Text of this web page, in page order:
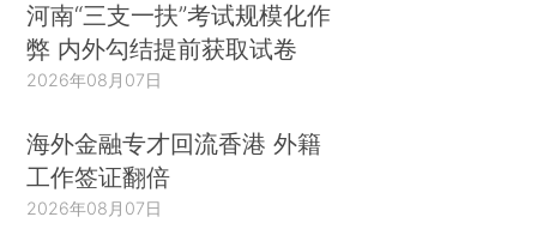
河南“三支一扶”考试规模化作
弊 内外勾结提前获取试卷
2026年08月07日
海外金融专才回流香港 外籍
工作签证翻倍
2026年08月07日